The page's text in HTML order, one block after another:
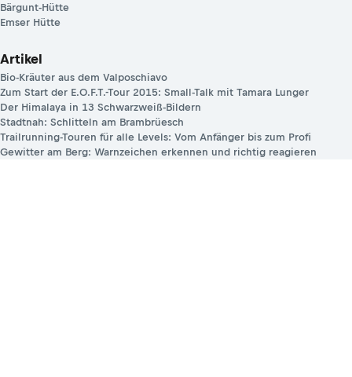
Bärgunt-Hütte
Emser Hütte
Artikel
Bio-Kräuter aus dem Valposchiavo
Zum Start der E.O.F.T.-Tour 2015: Small-Talk mit Tamara Lunger
Der Himalaya in 13 Schwarzweiß-Bildern
Stadtnah: Schlitteln am Brambrüesch
Trailrunning-Touren für alle Levels: Vom Anfänger bis zum Profi
Gewitter am Berg: Warnzeichen erkennen und richtig reagieren